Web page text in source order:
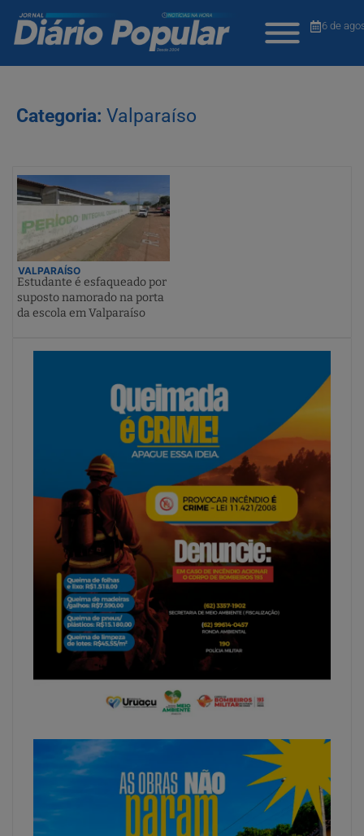
6 de
Categoria: Valparaíso
VALPARAÍSO
Estudante é esfaqueado por
suposto namorado na porta
da escola em Valparaíso